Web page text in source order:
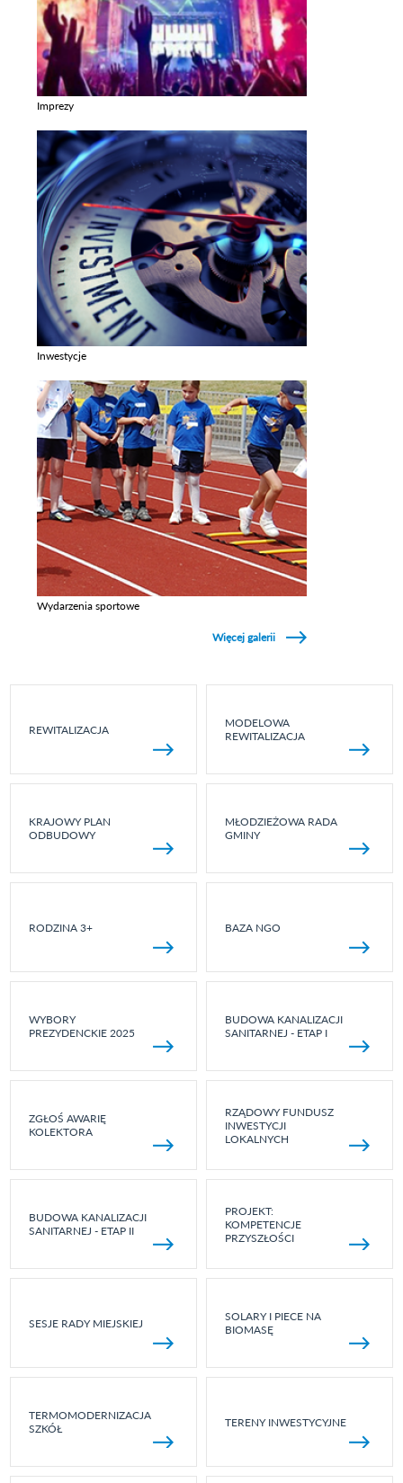
Imprezy
Inwestycje
Wydarzenia sportowe
Więcej galerii
REWITALIZACJA
MODELOWA
REWITALIZACJA
KRAJOWY PLAN
ODBUDOWY
MŁODZIEŻOWA RADA
GMINY
RODZINA 3+ BAZA NGO
WYBORY
PREZYDENCKIE 2025
BUDOWA KANALIZACJI
SANITARNEJ - ETAP I
ZGŁOŚ AWARIĘ
KOLEKTORA
RZĄDOWY FUNDUSZ
INWESTYCJI
LOKALNYCH
BUDOWA KANALIZACJI
SANITARNEJ - ETAP II
PROJEKT:
KOMPETENCJE
PRZYSZŁOŚCI
SESJE RADY MIEJSKIEJ
SOLARY I PIECE NA
BIOMASĘ
TERMOMODERNIZACJA
SZKÓŁ
TERENY INWESTYCYJNE